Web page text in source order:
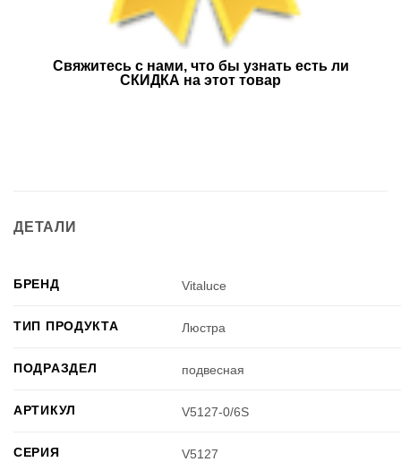
Свяжитесь с нами, что бы узнать есть ли
СКИДКА на этот товар
ДЕТАЛИ
БРЕНД Vitaluce
ТИП ПРОДУКТА Люстра
ПОДРАЗДЕЛ подвесная
АРТИКУЛ V5127-0/6S
СЕРИЯ V5127